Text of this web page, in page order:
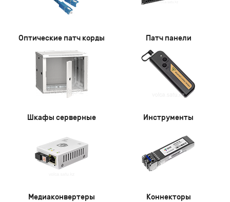
Оптические патч корды Патч панели
Шкафы серверные Инструменты
Медиаконвертеры Коннекторы